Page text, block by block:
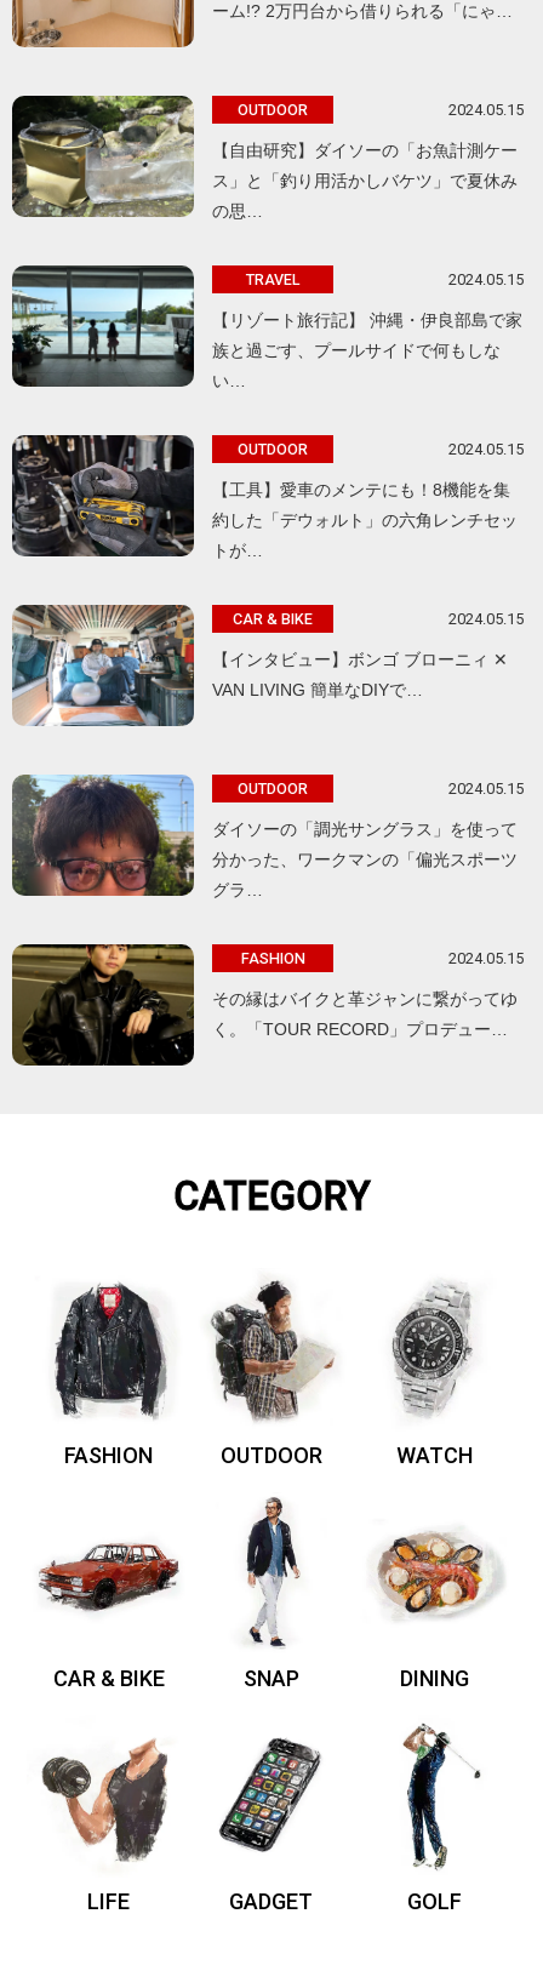
ーム!? 2万円台から借りられる「にゃ…
OUTDOOR 2024.05.15
【自由研究】ダイソーの「お魚計測ケー
ス」と「釣り用活かしバケツ」で夏休み
の思…
TRAVEL 2024.05.15
【リゾート旅行記】 沖縄・伊良部島で家
族と過ごす、プールサイドで何もしな
い…
OUTDOOR 2024.05.15
【工具】愛車のメンテにも！8機能を集
約した「デウォルト」の六角レンチセッ
トが…
CAR & BIKE 2024.05.15
【インタビュー】ボンゴ ブローニィ ✕
VAN LIVING 簡単なDIYで…
OUTDOOR 2024.05.15
ダイソーの「調光サングラス」を使って
分かった、ワークマンの「偏光スポーツ
グラ…
FASHION 2024.05.15
その縁はバイクと革ジャンに繋がってゆ
く。「TOUR RECORD」プロデュー…
CATEGORY
FASHION OUTDOOR WATCH
CAR & BIKE SNAP DINING
LIFE GADGET GOLF